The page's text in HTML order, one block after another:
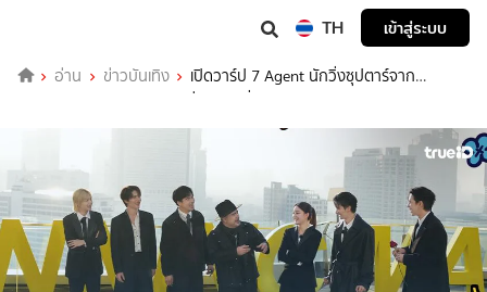
TH เข้าสู่ระบบ
อ่าน ข่าวบันเทิง
เปิดวาร์ป 7 Agent นักวิ่งซุปตาร์จาก
"Running Man Thailand อย่า หยุด วิ่ง"